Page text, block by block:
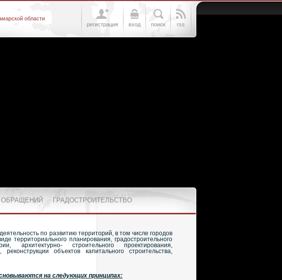
области
регистрация
вход поиск rss
ГРАДОСТРОИТЕЛЬСТВО
по развитию территорий, в том числе городов
территориального планирования, градостроительного
архитектурно- строительного проектирования,
объектов капитального строительства,
на следующих принципах: